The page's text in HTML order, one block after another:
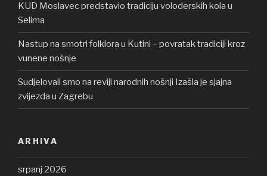
KUD Moslavec predstavio tradiciju voloderskih kola u
Selima
Nastup na smotri folklora u Kutini – povratak tradiciji kroz
vunene nošnje
Sudjelovali smo na reviji narodnih nošnji Izašla je sjajna
zvijezda u Zagrebu
ARHIVA
srpanj 2026